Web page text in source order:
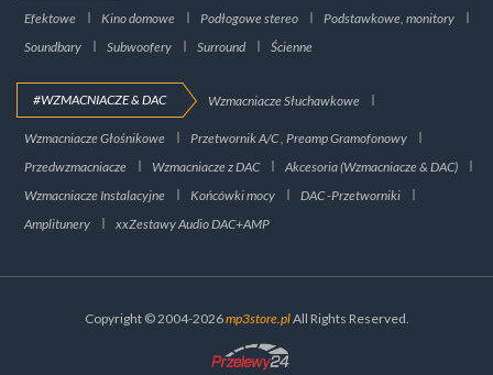
Efektowe Kino domowe Podłogowe stereo
Podstawkowe, monitory
Soundbary
Subwoofery Surround Ścienne
#WZMACNIACZE & DAC Wzmacniacze Słuchawkowe
Wzmacniacze Głośnikowe
Przetwornik A/C , Preamp Gramofonowy
Przedwzmacniacze
Wzmacniacze z DAC
Akcesoria (Wzmacniacze & DAC)
Wzmacniacze Instalacyjne
Końcówki mocy
DAC -Przetworniki
Amplitunery
xxZestawy Audio DAC+AMP
Copyright © 2004-2026mp3store.plAll Rights Reserved.